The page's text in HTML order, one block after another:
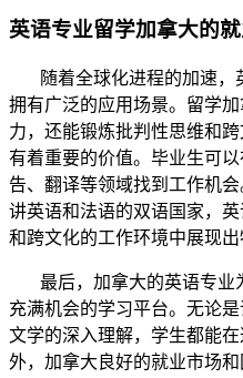
英语专业留学加拿大的
随着全球化进程的加速，
拥有广泛的应用场景。留学
力，还能锻炼批判性思维和
有着重要的价值。毕业生可
告、翻译等领域找到工作机
讲英语和法语的双语国家，
和跨文化的工作环境中展现出
最后，加拿大的英语专业
充满机会的学习平台。无论
文学的深入理解，学生都能
外，加拿大良好的就业市场